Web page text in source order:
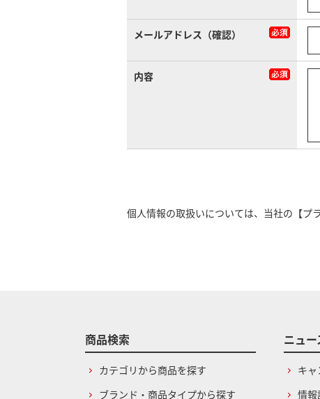
メールアドレス（確認）
内容
個人情報の取扱いについては、当社の 【プ
商品検索
カテゴリから商品を探す
ブランド・商品タイプから探す
ニュ
キャ
情報